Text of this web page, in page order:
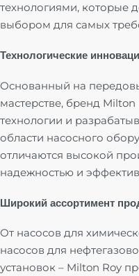
технологиями, которые
выбором для самых
Технологические
Основанный на
мастерстве, бренд
технологии и
области насосного
отличаются высокой
надежностью и
Широкий ассортимент
От насосов для
насосов для
установок – Milton Roy